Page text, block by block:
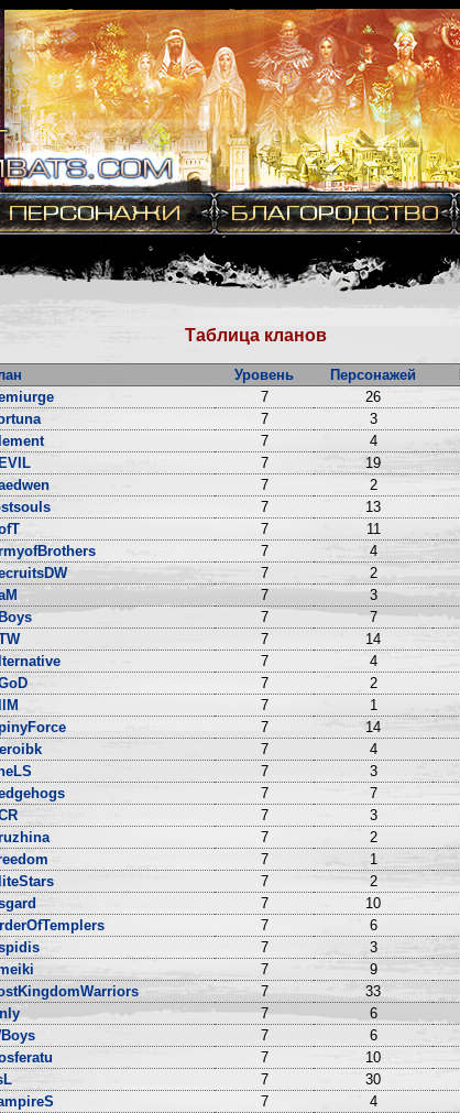
Таблица кланов
Уровень Персонажей
7 26
7 3
7 4
7 19
7 2
7 13
7 11
7 4
7 2
7 3
7 7
7 14
7 4
7 2
7 1
7 14
7 4
7 3
7 7
7 3
7 2
7 1
7 2
7 10
7 6
7 3
7 9
7 33
7 6
7 6
7 10
7 30
7 4